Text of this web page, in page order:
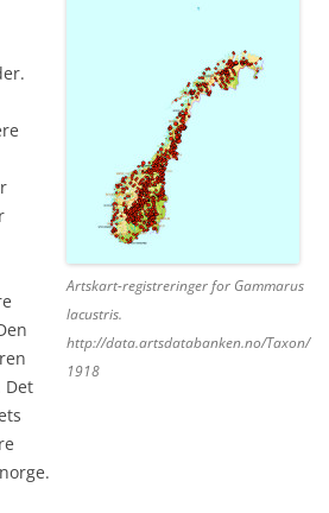
Artskart-registreringer for Gammarus
lacustris.
http://data.artsdatabanken.no/Taxon/
1918
Det